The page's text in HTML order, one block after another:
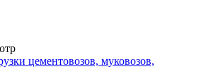
цементовозов, муковозов,